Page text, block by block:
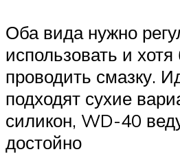
Оба вида нужно
использовать и
проводить смазку.
подходят сухие
силикон, WD-40
достойно